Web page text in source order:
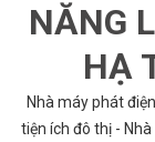
NĂNG
HẠ
Nhà máy phát
tiện ích đô thị -